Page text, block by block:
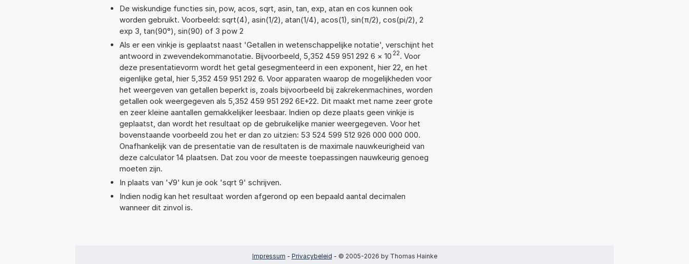
De wiskundige functies sin, pow, acos, sqrt, asin, tan, exp, atan en cos kunnen ook
worden gebruikt. Voorbeeld: sqrt(4), asin(1/2), atan(1/4), acos(1), sin(π/2), cos(pi/2), 2
exp 3, tan(90°), sin(90) of 3 pow 2
Als er een vinkje is geplaatst naast 'Getallen in wetenschappelijke notatie', verschijnt het
antwoord in zwevendekommanotatie. Bijvoorbeeld, 5,352 459 951 292 6 × 10 22. Voor
deze presentatievorm wordt het getal gesegmenteerd in een exponent, hier 22, en het
eigenlijke getal, hier 5,352 459 951 292 6. Voor apparaten waarop de mogelijkheden voor
het weergeven van getallen beperkt is, zoals bijvoorbeeld bij zakrekenmachines, worden
getallen ook weergegeven als 5,352 459 951 292 6E+22. Dit maakt met name zeer grote
en zeer kleine aantallen gemakkelijker leesbaar. Indien op deze plaats geen vinkje is
geplaatst, dan wordt het resultaat op de gebruikelijke manier weergegeven. Voor het
bovenstaande voorbeeld zou het er dan zo uitzien: 53 524 599 512 926 000 000 000.
Onafhankelijk van de presentatie van de resultaten is de maximale nauwkeurigheid van
deze calculator 14 plaatsen. Dat zou voor de meeste toepassingen nauwkeurig genoeg
moeten zijn.
In plaats van '√9' kun je ook 'sqrt 9' schrijven.
Indien nodig kan het resultaat worden afgerond op een bepaald aantal decimalen
wanneer dit zinvol is.
Impressum - Privacybeleid - © 2005-2026 by Thomas Hainke